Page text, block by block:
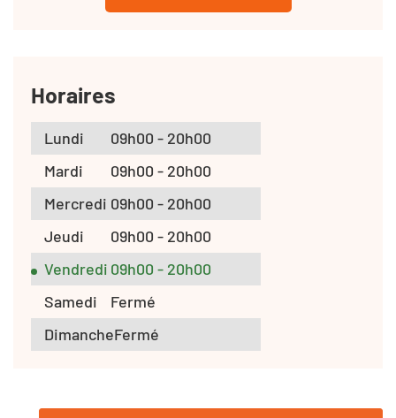
Horaires
Lundi
09h00 - 20h00
Mardi
09h00 - 20h00
Mercredi 09h00 - 20h00
Jeudi
09h00 - 20h00
Vendredi 09h00 - 20h00
Samedi
Fermé
DimancheFermé